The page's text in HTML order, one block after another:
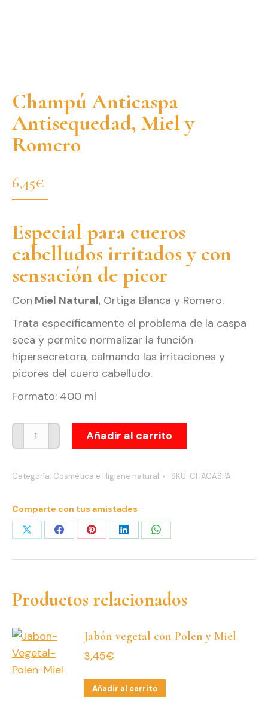
Champú Anticaspa
Antisequedad, Miel y
Romero
6,45€
Especial para cueros
cabelludos irritados y con
sensación de picor
Con Miel Natural, Ortiga Blanca y Romero.
Trata específicamente el problema de la caspa
seca y permite normalizar la función
hipersecretora, calmando las irritaciones y
picores del cuero cabelludo.
Formato: 400 ml
Champú
Anticaspa
Miel
Romero
cantidad
Añadir al carrito
Categoría: Cosmética e Higiene natural SKU: CHACASPA
Comparte con tus amistades
Share Share Share Share Share
Productos relacionados
Jabón vegetal con Polen y Miel
3,45€
Añadir al carrito